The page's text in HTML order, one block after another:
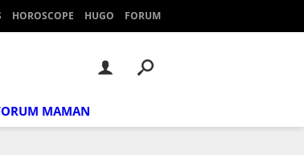
HOROSCOPE HUGO FORUM
MAMAN